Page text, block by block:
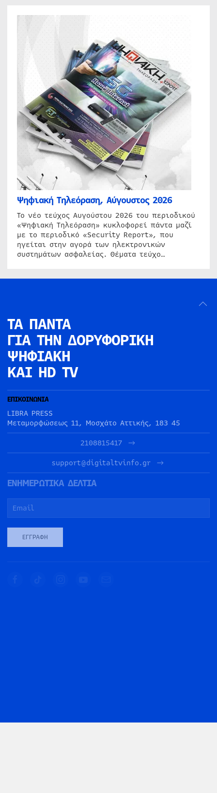
Ψηφιακή Τηλεόραση, Αύγουστος 2026
Το νέο τεύχος Αυγούστου 2026 του περιοδικού
«Ψηφιακή Τηλεόραση» κυκλοφορεί πάντα μαζί
με το περιοδικό «Security Report», που
ηγείται στην αγορά των ηλεκτρονικών
συστημάτων ασφαλείας. Θέματα τεύχο…
ΤΑ ΠΑΝΤΑ
ΓΙΑ ΤΗΝ ΔΟΡΥΦΟΡΙΚΗ
ΨΗΦΙΑΚΗ
ΚΑΙ HD TV
ΕΠΙΚΟΙΝΩΝΙΑ
LIBRA PRESS
Μεταμορφώσεως 11, Μοσχάτο Αττικής, 183 45
2108815417
support@digitaltvinfo.gr
ΕΝΗΜΕΡΩΤΙΚΑ ΔΕΛΤΙΑ
ΕΓΓΡΑΦΉ